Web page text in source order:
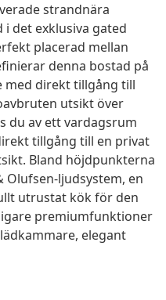
strandnära
det exklusiva gated
placerad mellan
denna bostad på
med direkt tillgång till
utsikt över
du av ett vardagsrum
tillgång till en privat
Bland höjdpunkterna
ljudsystem, en
utrustat kök för den
premiumfunktioner
elegant